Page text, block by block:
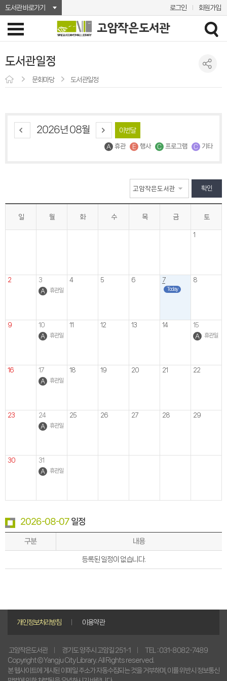
도서관 바로가기 로그인 회원가입
도서관일정
문화마당 도서관일정
2026년 08월 이번달
휴관 행사 프로그램 기타
확인
일 월 화 수 목 금 토
1
2 3
휴관일
4 5 6 7
Today
8
9 10
휴관일
11 12 13 14 15
휴관일
16 17
휴관일
18 19 20 21 22
23 24
휴관일
25 26 27 28 29
30 31
휴관일
2026-08-07일정
구분 내용
등록된 일정이 없습니다.
개인정보처리방침 이용약관
고암작은도서관 경기도 양주시 고암길 251-1 TEL : 031-8082-7489
Copyright © Yangju City Library. All Rights reserved.
본 웹사이트에 게시된 이메일 주소가 자동수집되는 것을 거부하며, 이를 위반시 정보통신